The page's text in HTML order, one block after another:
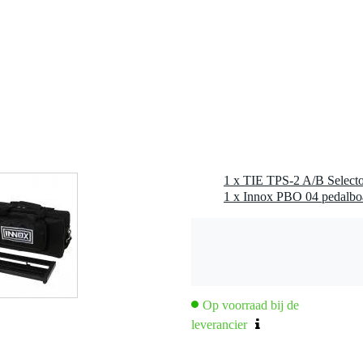
A/B set-ups te wisselen
circuit
1 x TIE TPS-2 A/B
1 x Innox PBO 04
Op voorraad bij de
leverancier